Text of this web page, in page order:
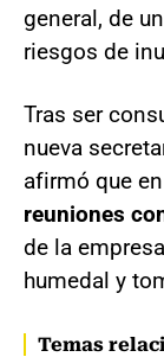
general, de
riesgos de
Tras ser
nueva
afirmó que en
reuniones
de la
humedal y
Temas